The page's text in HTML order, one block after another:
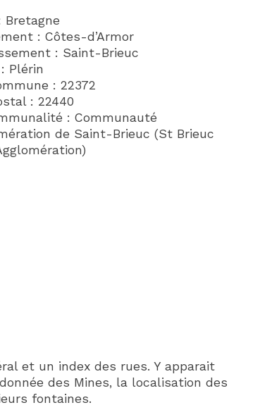
Bretagne
: Côtes-d’Armor
: Saint-Brieuc
Plérin
: 22372
: 22440
: Communauté
de Saint-Brieuc (St Brieuc
et un index des rues. Y apparait
des Mines, la localisation des
fontaines.